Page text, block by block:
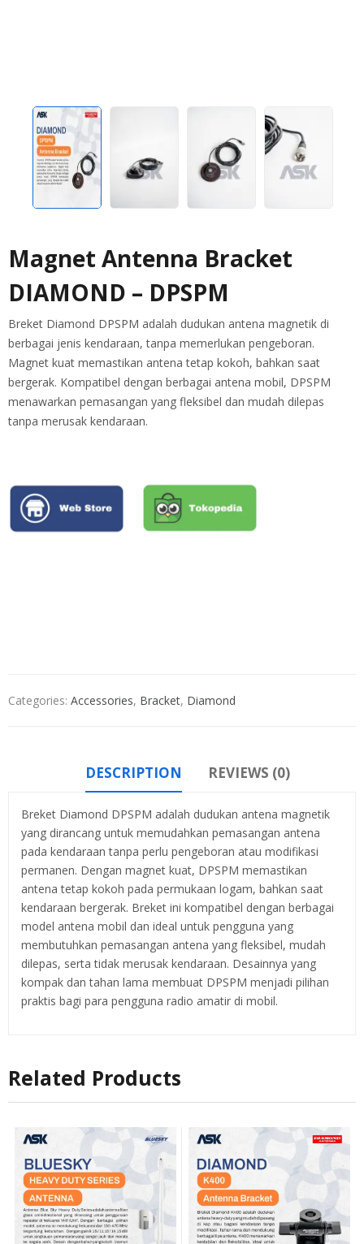
Magnet Antenna Bracket
DIAMOND – DPSPM
Breket Diamond DPSPM adalah dudukan antena magnetik di
berbagai jenis kendaraan, tanpa memerlukan pengeboran.
Magnet kuat memastikan antena tetap kokoh, bahkan saat
bergerak. Kompatibel dengan berbagai antena mobil, DPSPM
menawarkan pemasangan yang fleksibel dan mudah dilepas
tanpa merusak kendaraan.
Categories: Accessories, Bracket, Diamond
DESCRIPTION REVIEWS (0)
Breket Diamond DPSPM adalah dudukan antena magnetik
yang dirancang untuk memudahkan pemasangan antena
pada kendaraan tanpa perlu pengeboran atau modifikasi
permanen. Dengan magnet kuat, DPSPM memastikan
antena tetap kokoh pada permukaan logam, bahkan saat
kendaraan bergerak. Breket ini kompatibel dengan berbagai
model antena mobil dan ideal untuk pengguna yang
membutuhkan pemasangan antena yang fleksibel, mudah
dilepas, serta tidak merusak kendaraan. Desainnya yang
kompak dan tahan lama membuat DPSPM menjadi pilihan
praktis bagi para pengguna radio amatir di mobil.
Related Products